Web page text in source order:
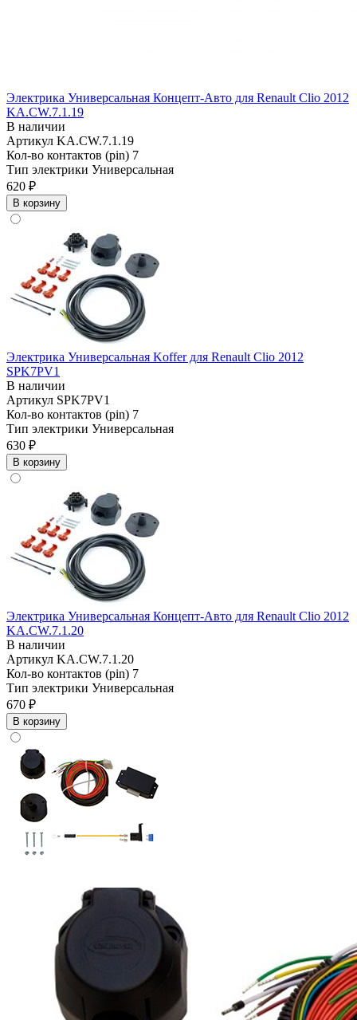
Электрика Универсальная Концепт-Авто для Renault Clio 2012
KA.CW.7.1.19
В наличии
Артикул KA.CW.7.1.19
Кол-во контактов (pin) 7
Тип электрики Универсальная
620 ₽
В корзину
Электрика Универсальная Koffer для Renault Clio 2012
SPK7PV1
В наличии
Артикул SPK7PV1
Кол-во контактов (pin) 7
Тип электрики Универсальная
630 ₽
В корзину
Электрика Универсальная Концепт-Авто для Renault Clio 2012
KA.CW.7.1.20
В наличии
Артикул KA.CW.7.1.20
Кол-во контактов (pin) 7
Тип электрики Универсальная
670 ₽
В корзину